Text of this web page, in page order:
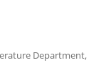
Department,